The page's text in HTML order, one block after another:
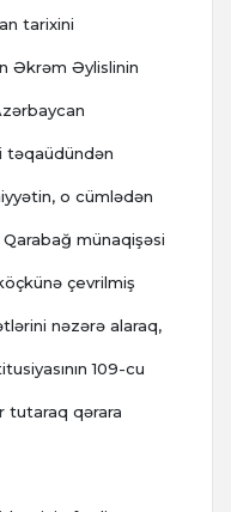
tarixini
Əkrəm Əylislinin
təqaüdündən
o cümlədən
münaqişəsi
çevrilmiş
nəzərə alaraq,
109-cu
tutaraq qərara